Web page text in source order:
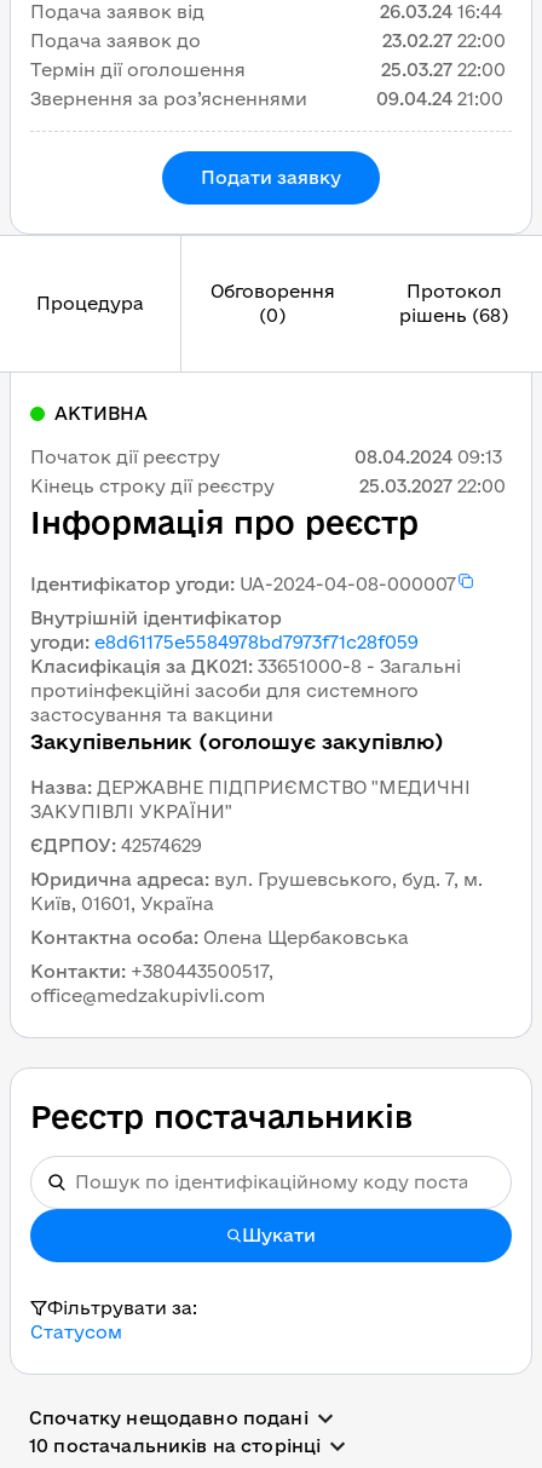
Процедура
Обговорення
(0)
Протокол
рішень (68)
Інформація про реєстр
Ідентифікатор угоди: UA-2024-04-08-000007
Внутрішній ідентифікатор
угоди: e8d61175e5584978bd7973f71c28f059
Класифікація за ДК021: 33651000-8 - Загальні
протиінфекційні засоби для системного
застосування та вакцини
Закупівельник (оголошує закупівлю)
Назва: ДЕРЖАВНЕ ПІДПРИЄМСТВО "МЕДИЧНІ
ЗАКУПІВЛІ УКРАЇНИ"
ЄДРПОУ: 42574629
Юридична адреса: вул. Грушевського, буд. 7, м.
Київ, 01601, Україна
Контактна особа: Олена Щербаковська
Контакти: +380443500517,
office@medzakupivli.com
АКТИВНА
Початок дії реєстру 08.04.2024 09:13
Кінець строку дії реєстру
25.03.2027 22:00
Реєстр постачальників
Шукати
Фільтрувати за:
Статусом
Спочатку нещодавно подані
10 постачальників на сторінці
Подача заявок від
26.03.24 16:44
Подача заявок до
23.02.27 22:00
Термін дії оголошення
25.03.27 22:00
Звернення за роз’ясненнями
09.04.24 21:00
Подати заявку